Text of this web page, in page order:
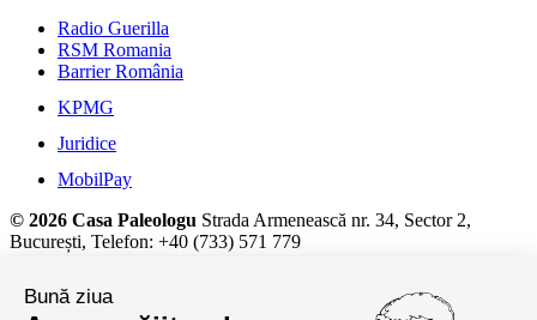
Radio Guerilla
RSM Romania
Barrier România
KPMG
Juridice
MobilPay
© 2026 Casa Paleologu Strada Armenească nr. 34, Sector 2,
București, Telefon: +40 (733) 571 779
informații juridice, la
Bună ziua